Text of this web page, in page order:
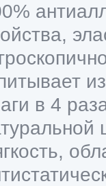
в 4